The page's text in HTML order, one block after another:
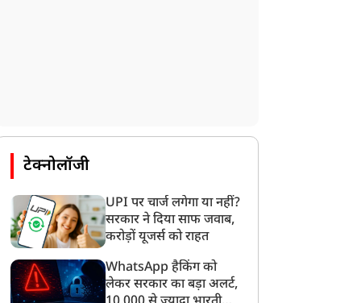
न्यूज
टेक्नोलॉजी
UPI पर चार्ज लगेगा या नहीं?
सरकार ने दिया साफ जवाब,
करोड़ों यूजर्स को राहत
WhatsApp हैकिंग को
लेकर सरकार का बड़ा अलर्ट,